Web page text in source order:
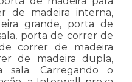
de madeira interna,
grande, porta de
porta de correr de
correr de madeira
de madeira dupla,
sala. Carregando o